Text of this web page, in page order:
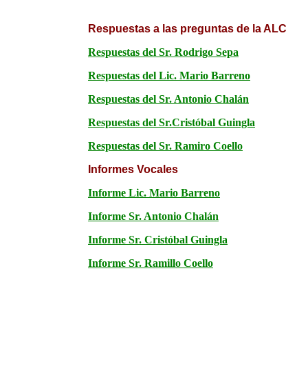
Respuestas a las preguntas de la ALC
Respuestas del Sr. Rodrigo Sepa
Respuestas del Lic. Mario Barreno
Respuestas del Sr. Antonio Chalán
Respuestas del Sr.Cristóbal Guingla
Respuestas del Sr. Ramiro Coello
Informes Vocales
Informe Lic. Mario Barreno
Informe Sr. Antonio Chalán
Informe Sr. Cristóbal Guingla
Informe Sr. Ramillo Coello